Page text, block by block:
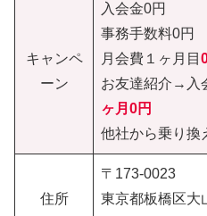
キャンペ
ーン
入会金0円
事務手数料0円
月会費１ヶ月目
お友達紹介→入
ヶ月0円
他社から乗り換
住所
〒173-0023
東京都板橋区大